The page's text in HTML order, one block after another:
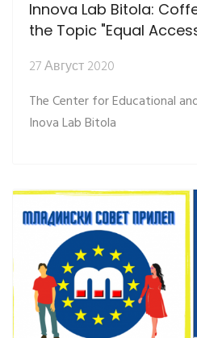
Innova Lab Bitola:
the Topic "Equal
27 Август 2020
The Center for Educational
Inova Lab Bitola